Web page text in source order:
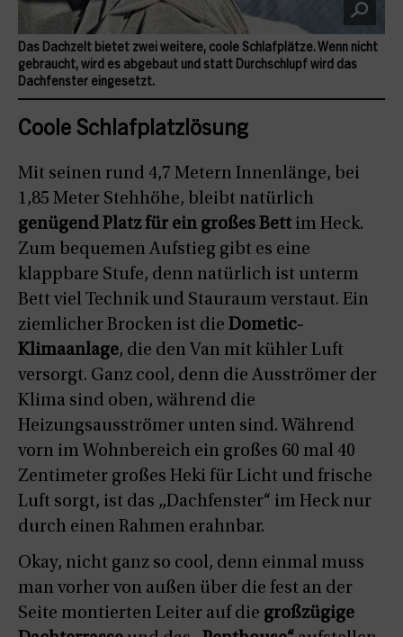
Coole Schlafplatzlösung
Mit seinen rund 4,7 Metern Innenlänge, bei
1,85 Meter Stehhöhe, bleibt natürlich
genügend Platz für ein großes Bett im Heck.
Zum bequemen Aufstieg gibt es eine
klappbare Stufe, denn natürlich ist unterm
Bett viel Technik und Stauraum verstaut. Ein
ziemlicher Brocken ist die Dometic-
Klimaanlage, die den Van mit kühler Luft
versorgt. Ganz cool, denn die Ausströmer der
Klima sind oben, während die
Heizungsausströmer unten sind. Während
vorn im Wohnbereich ein großes 60 mal 40
Zentimeter großes Heki für Licht und frische
Luft sorgt, ist das „Dachfenster“ im Heck nur
durch einen Rahmen erahnbar.
Okay, nicht ganz so cool, denn einmal muss
man vorher von außen über die fest an der
Seite montierten Leiter auf die großzügige
Das Dachzelt bietet zwei weitere, coole Schlafplätze. Wenn nicht
gebraucht, wird es abgebaut und statt Durchschlupf wird das
Dachfenster eingesetzt.